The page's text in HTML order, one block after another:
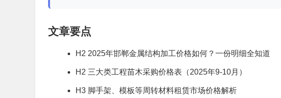
文章要点
H2 2025年邯郸金属结构加工价格如何？一份明细全知道
H2 三大类工程苗木采购价格表（2025年9-10月）
H3 脚手架、模板等周转材料租赁市场价格解析